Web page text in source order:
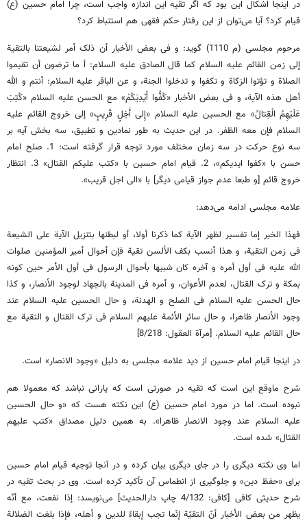
در اینجا اشکال این بود که اگر تقیه این اندازه واجب است، چرا امام حسین (ع)
قیام کرد؟ آیا می‌توان از این رفتار حکم فقهی هم استنباط کرد؟
مرحوم مجلسی (م 1110) گوید: و فی بعض الأخبار أن ذلک أمر لشیعتنا بالتقیة
إلی زمن القائم علیه السلام کما قال الصادق علیه السلام: أ ما ترضون أن تقیموا
الصلاة و تؤتوا الزکاة و تکفوا و تدخلوا الجنة، و عن الباقر علیه السلام: أنتم و الله
أهل هذه الآیة، و فی بعض الأخبار «کُفُّوا أَیْدِیَکُمْ» مع الحسن علیه السلام «کُتِبَ
عَلَیْهِمُ الْقِتالُ» مع الحسین علیه السلام «إِلی أَجَلٍ قَرِیبٍ» إلی خروج القائم علیه
السلام فإن معه الظفر. در این حدیث به طور نمادین و تطبیق، سه بخش آیه بر
سه نوع حرکت در سه زمان مختلف مورد توجه قرار گرفته است: 1. صلح امام
حسن با «کفوا ایدیکم»، 2. قیام امام حسین با «کتب علیکم القتال» 3. انتظار
خروج قائم [و طبعا عدم جواز قیامی دیگر] با «الی اجل قریب».
علامه مجلسی ادامه می‌دهد:
فهذا الخبر إما تفسیر لظهر الآیة کما ذکرنا أولا، أو لبطنها بتنزیل الآیة علی الشیعة
فی زمن التقیة، و هذا أنسب بکف الألسن تقیة فإن أحوال أمیر المؤمنین صلوات
الله علیه فی أول أمره و آخره کان شبیها بأحوال الرسول فی أول الأمر حین کونه
بمکة و ترک القتال، لعدم الأعوان، و أمره فی المدینة بالجهاد لوجود الأنصار، و کذا
حال الحسن علیه السلام فی الصلح و الهدنة، و حال الحسین علیه السلام عند
وجود الأنصار ظاهرا، و حال سائر الأئمة علیهم السلام فی ترک القتال و التقیة مع
حال القائم علیه السلام. [مرآة العقول: 8/218]
در اینجا قیام امام حسین از دید علامه مجلسی به دلیل «وجود الانصار» است.
شرح ماوقع این است که تقیه در صورتی است که یارانی نباشد که معمولا هم
نبوده است. اما در مورد امام حسین (ع) این نکته هست که «و حال الحسین
علیه السلام عند وجود الانصار ظاهرا». به همین دلیل مصداق «کتب علیهم
القتال»‌ شده است.
اما وی نکته دیگری را در جای دیگری بیان کرده و در آنجا توجیه قیام امام حسین
برای «حفظ دین» و جلوگیری از انطماس آن تأکید کرده است. وی در بحث تقیه در
شرح حدیثی کافی [کافی: 4/132 چاپ دارالحدیث] می‌نویسد: إذا نفعت، مع أنّه
یظهر من بعض الأخبار أنّ التقیّة إنّما تجب إبقاءً للدین و أهله، فإذا بلغت الضلالة